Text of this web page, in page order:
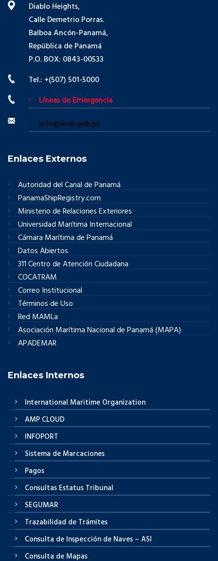
Diablo Heights,
Calle Demetrio Porras.
Balboa Ancón-Panamá,
República de Panamá
P.O. BOX: 0843-00533
Tel.: +(507) 501-5000
Líneas de Emergencia
info@amp.gob.pa
Enlaces Externos
Autoridad del Canal de Panamá
PanamaShipRegistry.com
Ministerio de Relaciones Exteriores
Universidad Marítima Internacional
Cámara Marítima de Panamá
Datos Abiertos
311 Centro de Atención Ciudadana
COCATRAM
Correo Institucional
Términos de Uso
Red MAMLa
Asociación Marítima Nacional de Panamá (MAPA)
APADEMAR
Enlaces Internos
International Maritime Organization
AMP CLOUD
INFOPORT
Sistema de Marcaciones
Pagos
Consultas Estatus Tribunal
SEGUMAR
Trazabilidad de Trámites
Consulta de Inspección de Naves – ASI
Consulta de Mapas